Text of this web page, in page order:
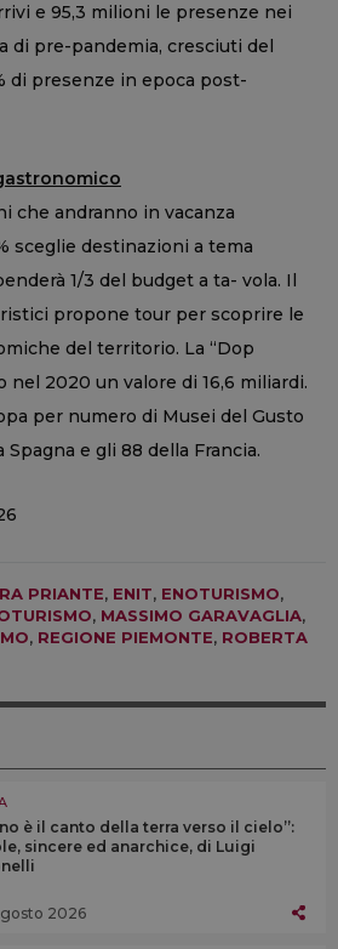
e 95,3 milioni le presenze nei
di pre-pandemia, cresciuti del
di presenze in epoca post-
che andranno in vacanza
sceglie destinazioni a tema
1/3 del budget a ta- vola. Il
propone tour per scoprire le
del territorio. La “Dop
nel 2020 un valore di 16,6 miliardi.
per numero di Musei del Gusto
Spagna e gli 88 della Francia.
PRIANTE, ENIT, ENOTURISMO,
, MASSIMO GARAVAGLIA,
, REGIONE PIEMONTE, ROBERTA
è il canto della terra verso il cielo”:
sincere ed anarchice, di Luigi
2026